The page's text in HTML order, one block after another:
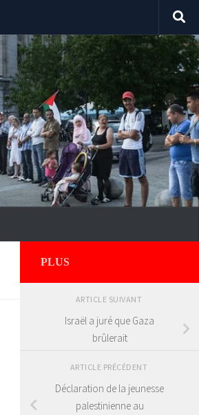
PLUS
ARTICLE SUIVANT
Israël a juré que Gaza
brûlerait
ARTICLE PRÉCÉDENT
Déclaration de la jeunesse
palestinienne au